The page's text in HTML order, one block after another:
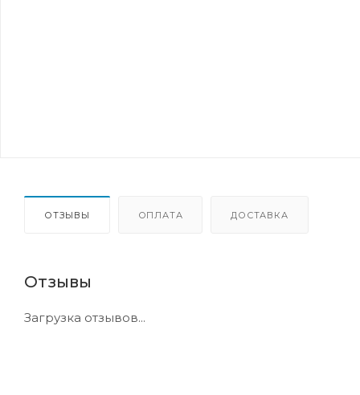
ОТЗЫВЫ ОПЛАТА ДОСТАВКА
Отзывы
Загрузка отзывов...